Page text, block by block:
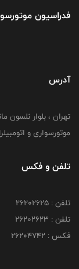
فدراسیون
آدرس
موتورسواری و
تلفن و فکس
تلفن : ۲۶۲۰۲۶۲۵
تلفن : ۲۶۲۰۲۶۲۳
فکس : ۲۶۲۰۴۷۴۲